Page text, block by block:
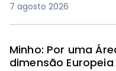
7 agosto 2026
Minho: Por uma
dimensão Europeia